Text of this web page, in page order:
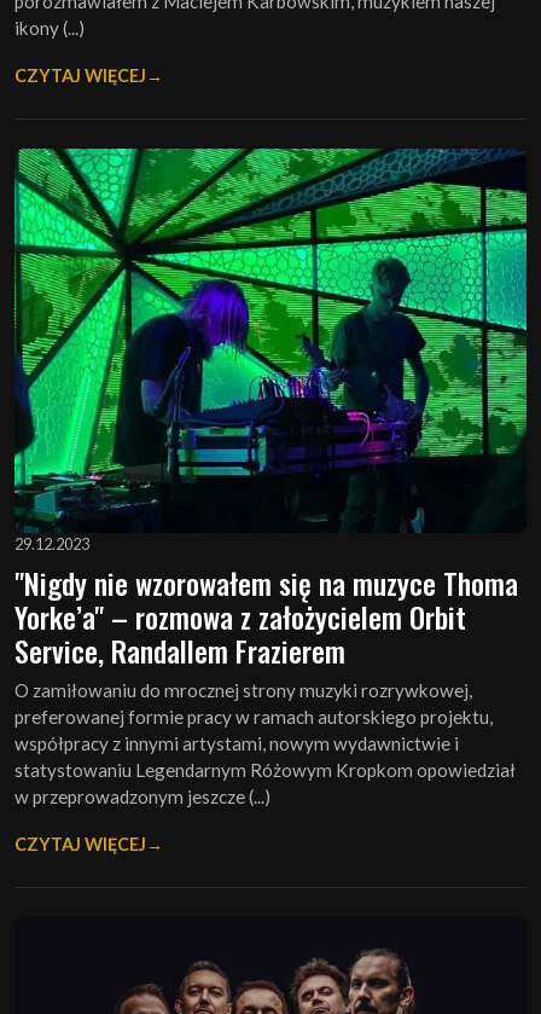
ikony (...)
CZYTAJ WIĘCEJ
29.12.2023
"Nigdy nie wzorowałem się na muzyce Thoma
Yorke’a" – rozmowa z założycielem Orbit
Service, Randallem Frazierem
O zamiłowaniu do mrocznej strony muzyki rozrywkowej,
preferowanej formie pracy w ramach autorskiego projektu,
współpracy z innymi artystami, nowym wydawnictwie i
statystowaniu Legendarnym Różowym Kropkom opowiedział
w przeprowadzonym jeszcze (...)
CZYTAJ WIĘCEJ